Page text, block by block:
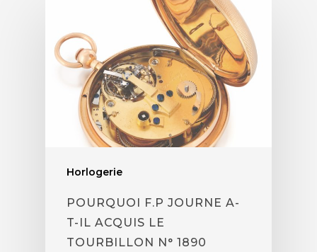
Horlogerie
POURQUOI F.P JOURNE A-
T-IL ACQUIS LE
TOURBILLON N° 1890